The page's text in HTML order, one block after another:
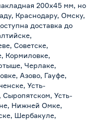
200х45 мм, но
Краснодару, Омску,
доставка до
Советске,
Кормиловке,
Черлаке,
Азово, Гауфе,
Усть-
Сыропятском, Усть-
Нижней Омке,
Шербакуле,